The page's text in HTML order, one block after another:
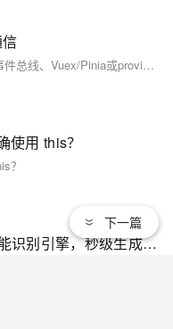
在Vue中，兄弟组件可通过父组件中转、事件总线、Vuex/Pinia或provide/inject实现通信。小型项目推荐父组件中转或事件总线，大型项目建议使用Pinia等状态管理工具，确保数据流清晰可控，避免内存泄漏。
使用 this？
？
VTJ.PRO 首发 MasterGo 设计智能识别引擎，秒级生成 Vue 代码
下一篇